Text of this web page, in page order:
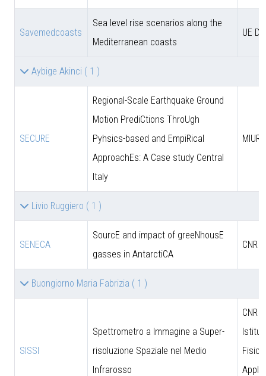
Savemedcoasts
Sea level rise scenarios along the
Mediterranean coasts
UE
Aybige Akinci ( 1 )
SECURE
Regional-Scale Earthquake Ground
Motion PrediCtions ThroUgh
Pyhsics-based and EmpiRical
ApproachEs: A Case study Central
Italy
MIUR
Livio Ruggiero ( 1 )
SENECA
SourcE and impact of greeNhousE
gasses in AntarctiCA
CNR
Buongiorno Maria Fabrizia ( 1 )
SISSI
Spettrometro a Immagine a Super-
risoluzione Spaziale nel Medio
Infrarosso
CNR -
Fisica